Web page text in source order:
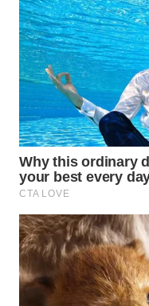
WN
NATUNA
WN
BINTAN
WN
MANDALIKA
LIKUPANG
WN
LABUANBAJO